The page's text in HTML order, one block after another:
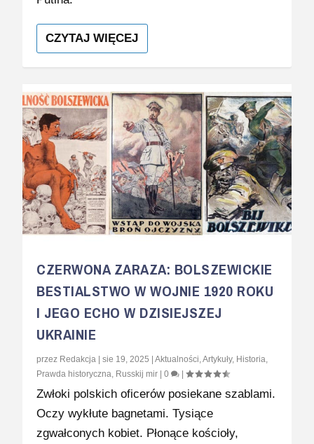
CZYTAJ WIĘCEJ
CZERWONA ZARAZA: BOLSZEWICKIE
BESTIALSTWO W WOJNIE 1920 ROKU
I JEGO ECHO W DZISIEJSZEJ
UKRAINIE
przez Redakcja |sie 19, 2025 |Aktualności,Artykuły, Historia,
Prawda historyczna, Russkij mir |0 |
Zwłoki polskich oficerów posiekane szablami.
Oczy wykłute bagnetami. Tysiące
zgwałconych kobiet. Płonące kościoły,